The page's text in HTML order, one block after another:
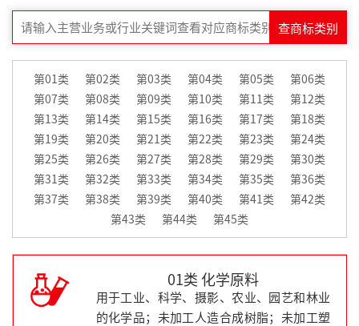
查商标类别
第01类 第02类 第03类 第04类 第05类
第06类
第07类
第08类 第09类 第10类 第11类
第12类
第13类
第14类 第15类 第16类 第17类
第18类
第19类
第20类 第21类 第22类 第23类
第24类
第25类
第26类 第27类 第28类 第29类
第30类
第31类
第32类 第33类 第34类 第35类
第36类
第37类
第38类 第39类 第40类 第41类
第42类
第43类
第44类 第45类
01类 化学原料
用于工业、科学、摄影、农业、园艺和林业
的化学品；未加工人造合成树脂；未加工塑